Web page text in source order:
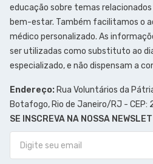
educação sobre temas
bem-estar. Também facilitamos o
médico personalizado. As
ser utilizadas como substituto ao
especializado, e não dispensam a
Endereço: Rua Voluntários da
Botafogo, Rio de Janeiro/RJ - CEP:
SE INSCREVA NA NOSSA